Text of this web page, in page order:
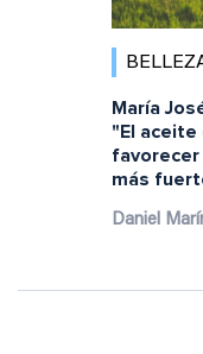
María
"El
favorecer
más
Daniel